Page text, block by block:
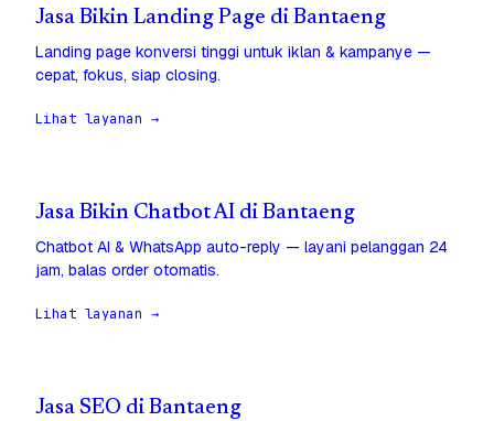
Jasa Bikin Landing Page di Bantaeng
Landing page konversi tinggi untuk iklan & kampanye —
cepat, fokus, siap closing.
Lihat layanan →
Jasa Bikin Chatbot AI di Bantaeng
Chatbot AI & WhatsApp auto-reply — layani pelanggan 24
jam, balas order otomatis.
Lihat layanan →
Jasa SEO di Bantaeng